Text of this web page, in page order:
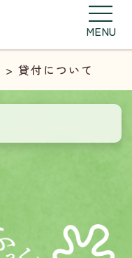
MENU
> 貸付について